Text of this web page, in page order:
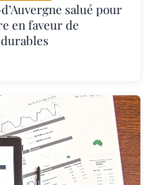
salué pour
en faveur de